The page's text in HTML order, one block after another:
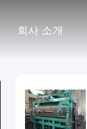
회사 소개